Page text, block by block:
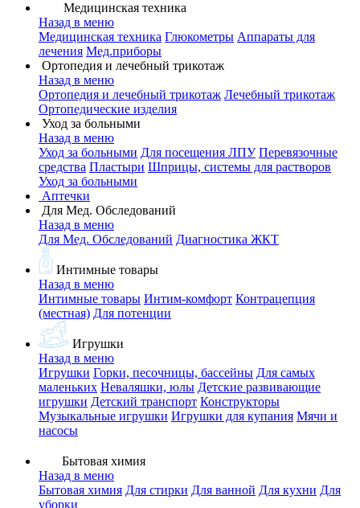
Медицинская техника
Назад в меню
Медицинская техника Глюкометры Аппараты для
лечения Мед.приборы
Ортопедия и лечебный трикотаж
Назад в меню
Ортопедия и лечебный трикотаж Лечебный трикотаж
Ортопедические изделия
Уход за больными
Назад в меню
Уход за больными Для посещения ЛПУ Перевязочные
средства Пластыри Шприцы, системы для растворов
Уход за больными
Аптечки
Для Мед. Обследований
Назад в меню
Для Мед. Обследований Диагностика ЖКТ
Интимные товары
Назад в меню
Интимные товары Интим-комфорт Контрацепция
(местная) Для потенции
Игрушки
Назад в меню
Игрушки Горки, песочницы, бассейны Для самых
маленьких Неваляшки, юлы Детские развивающие
игрушки Детский транспорт Конструкторы
Музыкальные игрушки Игрушки для купания Мячи и
насосы
Бытовая химия
Назад в меню
Бытовая химия Для стирки Для ванной Для кухни Для
уборки